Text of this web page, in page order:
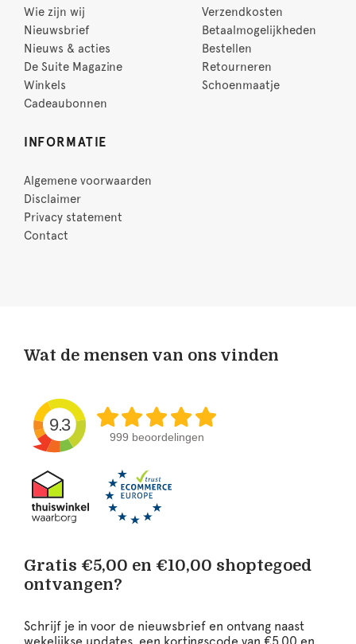
Wie zijn wij
Nieuwsbrief
Nieuws & acties
De Suite Magazine
Winkels
Cadeaubonnen
Verzendkosten
Betaalmogelijkheden
Bestellen
Retourneren
Schoenmaatje
INFORMATIE
Algemene voorwaarden
Disclaimer
Privacy statement
Contact
Wat de mensen van ons vinden
9.3
999 beoordelingen
Gratis €5,00 en €10,00 shoptegoed
ontvangen?
Schrijf je in voor de nieuwsbrief en ontvang naast